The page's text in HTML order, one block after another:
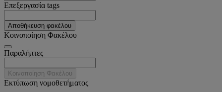
Επεξεργασία tags
Αποθήκευση φακέλου
Κοινοποίηση Φακέλου
Παραλήπτες
Κοινοποίηση Φακέλου
Εκτύπωση νομοθετήματος